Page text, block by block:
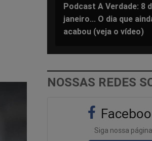
Podcast A Verdade: 8
janeiro... O dia que
acabou (veja o vídeo)
NOSSAS REDES
Siga nossa página